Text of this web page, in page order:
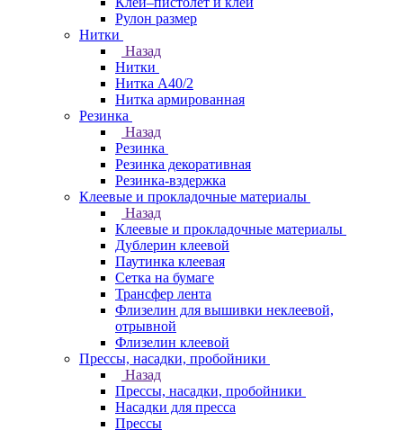
Рулон размер
Нитки
Назад
Нитки
Нитка А40/2
Нитка армированная
Резинка
Назад
Резинка
Резинка декоративная
Резинка-вздержка
Клеевые и прокладочные материалы
Назад
Клеевые и прокладочные материалы
Дублерин клеевой
Паутинка клеевая
Сетка на бумаге
Трансфер лента
Флизелин для вышивки неклеевой,
отрывной
Флизелин клеевой
Прессы, насадки, пробойники
Назад
Прессы, насадки, пробойники
Насадки для пресса
Прессы